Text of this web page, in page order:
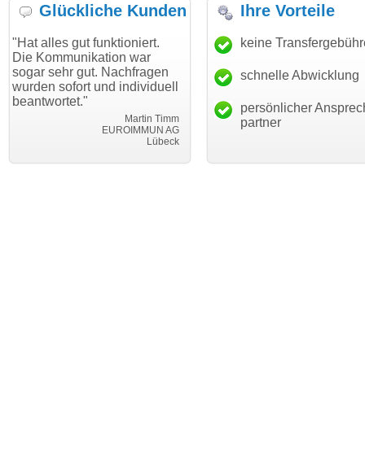
Glückliche Kunden
funktioniert.
war
gut. Nachfragen
und individuell
EUROIMMUN AG
"Danke für den schnellen
Transfer und guten Service!"
Thomas Schäfer
i can eckert communication GmbH
"Ich bin
haben.
mein
Ihre Vorteile
keine
schnelle Abwicklung
persönlicher
partner